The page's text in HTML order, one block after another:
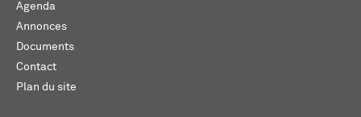
Agenda
Annonces
Documents
Contact
Plan du site